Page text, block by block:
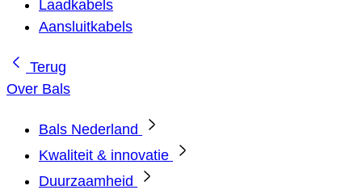
Laadkabels
Aansluitkabels
Terug
Over Bals
Bals Nederland
Kwaliteit & innovatie
Duurzaamheid